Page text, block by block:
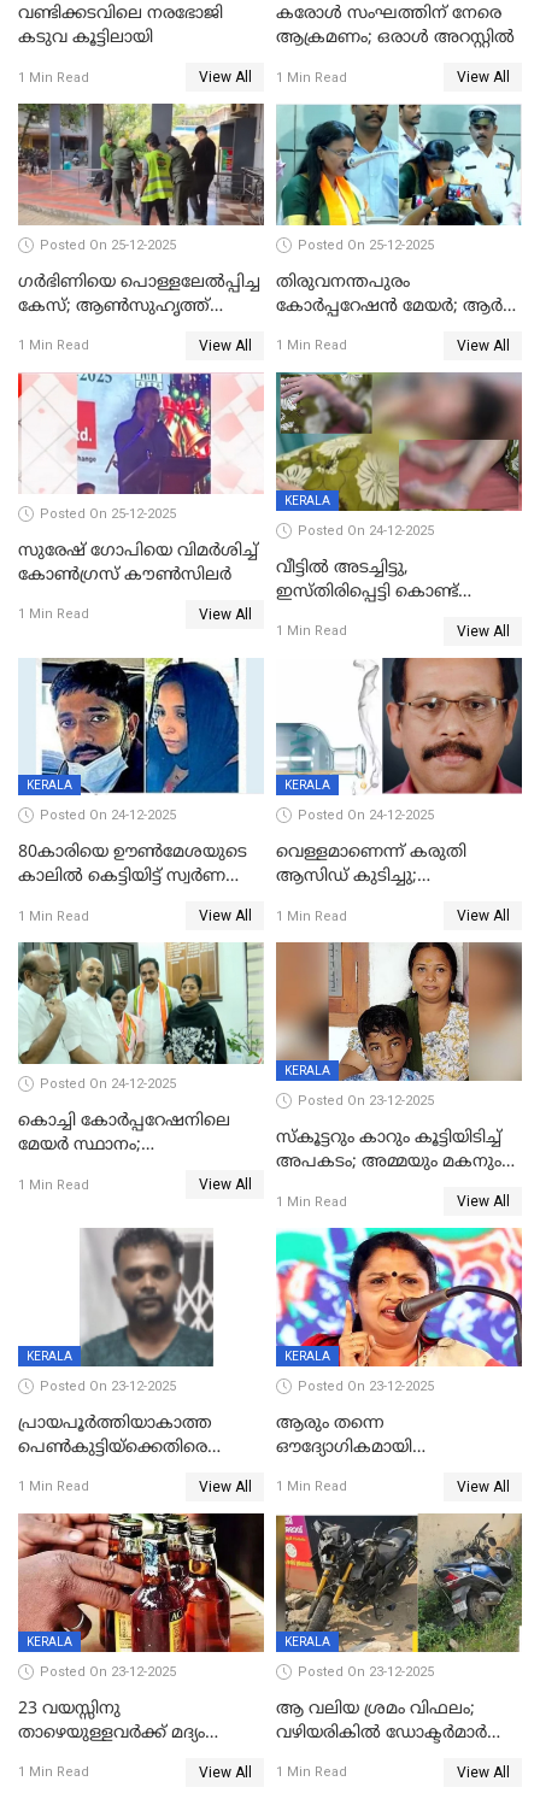
വണ്ടിക്കടവിലെ നരഭോജി
കടുവ കൂട്ടിലായി
1 Min Read View All
കരോള്‍ സംഘത്തിന് നേരെ
ആക്രമണം; ഒരാള്‍ അറസ്റ്റില്‍
1 Min Read View All
Posted On 25-12-2025
ഗര്‍ഭിണിയെ പൊള്ളലേല്‍പ്പിച്ച
കേസ്; ആണ്‍സുഹൃത്ത്
1 Min Read View All
Posted On 25-12-2025
തിരുവനന്തപുരം
കോര്‍പ്പറേഷന്‍ മേയർ; ആര്‍
1 Min Read View All
Posted On 25-12-2025
സുരേഷ് ഗോപിയെ വിമര്‍ശിച്ച്
കോണ്‍ഗ്രസ് കൗണ്‍സിലര്‍
1 Min Read View All
KERALA
Posted On 24-12-2025
വീട്ടിൽ അടച്ചിട്ടു,
ഇസ്തിരിപ്പെട്ടി കൊണ്ട്
ഗർഭിണിയായ യുവതിക്ക് ക്രൂര
1 Min Read View All
KERALA
Posted On 24-12-2025
80കാരിയെ ഊൺമേശയുടെ
കാലിൽ കെട്ടിയിട്ട് സ്വർണവും
കൊച്ചുമകനും സുഹൃത്തും
അറസ്റ്റിൽ
1 Min Read View All
KERALA
Posted On 24-12-2025
വെള്ളമാണെന്ന് കരുതി
ആസിഡ് കുടിച്ചു;
മരിച്ചു
1 Min Read View All
Posted On 24-12-2025
കൊച്ചി കോര്‍പ്പറേഷനിലെ
മേയര്‍ സ്ഥാനം;
രൂക്ഷം
1 Min Read View All
KERALA
Posted On 23-12-2025
സ്കൂട്ടറും കാറും കൂട്ടിയിടിച്ച്
അപകടം; അമ്മയും മകനും
ഗുരുതരാവസ്ഥയിൽ
1 Min Read View All
KERALA
Posted On 23-12-2025
പ്രായപൂർത്തിയാകാത്ത
പെൺകുട്ടിയ്ക്കെതിരെ
59 വർഷം തടവും 90,൦൦൦ രൂപ
പിഴയും ശിക്ഷ
1 Min Read View All
KERALA
Posted On 23-12-2025
ആരും തന്നെ
ഔദ്യോഗികമായി
കണ്ടെത്താൻ ഇന്ന് കോർ
കമ്മിറ്റി കൂടിയില്ല';
അതൃപ്തിയുമായി ദീപ്തി മേരി
വർഗീസ്
1 Min Read View All
KERALA
Posted On 23-12-2025
23 വയസ്സിനു
താഴെയുള്ളവർക്ക് മദ്യം
നടപടി;സ്ഥാപനങ്ങൾക്കെതിരെ
1 Min Read View All
KERALA
Posted On 23-12-2025
ആ വലിയ ശ്രമം വിഫലം;
വഴിയരികില്‍ ‌ഡോക്ടര്‍മാര്‍
മരണത്തിന് കീഴടങ്ങി
1 Min Read View All